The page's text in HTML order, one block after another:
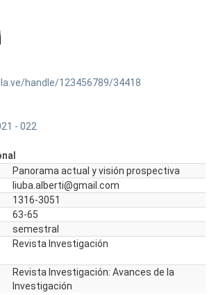
handle/123456789/34418
- 022
Panorama actual y visión prospectiva
liuba.alberti@gmail.com
1316-3051
63-65
semestral
Revista Investigación
Revista Investigación: Avances de la
Investigación